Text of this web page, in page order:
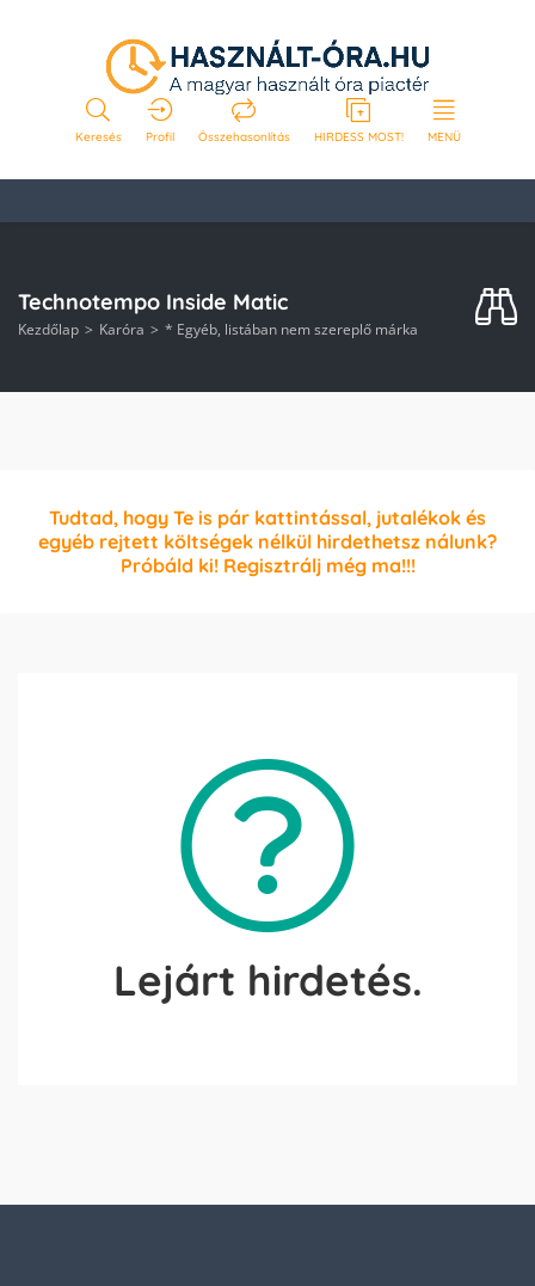
Keresés Profil Összehasonlítás HIRDESS MOST! MENÜ
Technotempo Inside Matic
Kezdőlap Karóra * Egyéb, listában nem szereplő márka
Tudtad, hogy Te is pár kattintással, jutalékok és
egyéb rejtett költségek nélkül hirdethetsz nálunk?
Próbáld ki! Regisztrálj még ma!!!
Lejárt hirdetés.